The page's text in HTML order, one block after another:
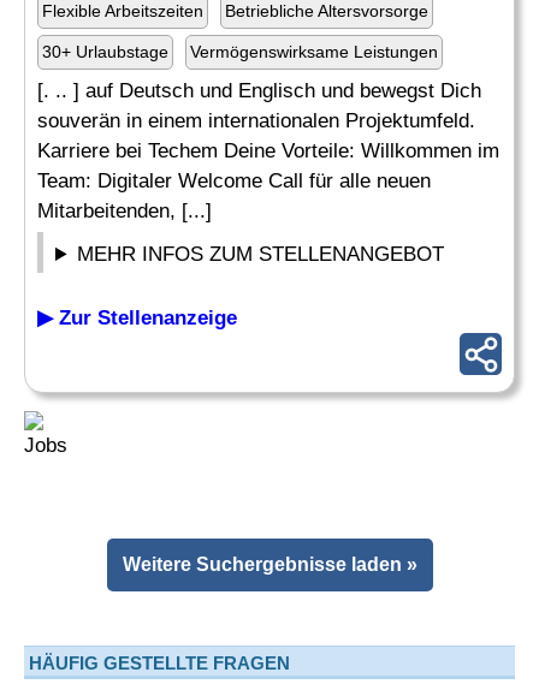
Flexible Arbeitszeiten Betriebliche Altersvorsorge
30+ Urlaubstage Vermögenswirksame Leistungen
[. .. ] auf Deutsch und Englisch und bewegst Dich
souverän in einem internationalen Projektumfeld.
Karriere bei Techem Deine Vorteile: Willkommen im
Team: Digitaler Welcome Call für alle neuen
Mitarbeitenden, [...]
MEHR INFOS ZUM STELLENANGEBOT
▶ Zur Stellenanzeige
Weitere Suchergebnisse laden »
HÄUFIG GESTELLTE FRAGEN